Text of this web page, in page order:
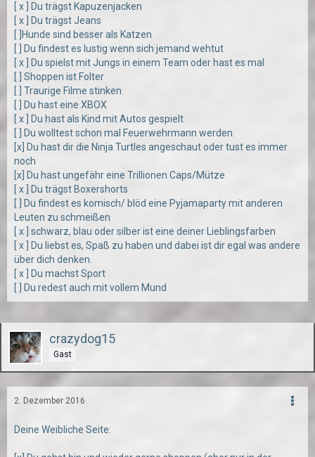
[ x ] Du trägst Kapuzenjacken
[ x ] Du trägst Jeans
[ ]Hunde sind besser als Katzen
[ ] Du findest es lustig wenn sich jemand wehtut
[ x ] Du spielst mit Jungs in einem Team oder hast es mal
[ ] Shoppen ist Folter
[ ] Traurige Filme stinken
[ ] Du hast eine XBOX
[ x ] Du hast als Kind mit Autos gespielt
[ ] Du wolltest schon mal Feuerwehrmann werden.
[x] Du hast dir die Ninja Turtles angeschaut oder tust es immer
noch
[x] Du hast ungefähr eine Trillionen Caps/Mütze
[ x ] Du trägst Boxershorts
[ ] Du findest es komisch/ blöd eine Pyjamaparty mit anderen
Leuten zu schmeißen
[ x ] schwarz, blau oder silber ist eine deiner Lieblingsfarben
[ x ] Du liebst es, Spaß zu haben und dabei ist dir egal was andere
über dich denken.
[ x ] Du machst Sport
] Du redest auch mit vollem Mund
crazydog15
Gast
2. Dezember 2016
Deine Weibliche Seite: